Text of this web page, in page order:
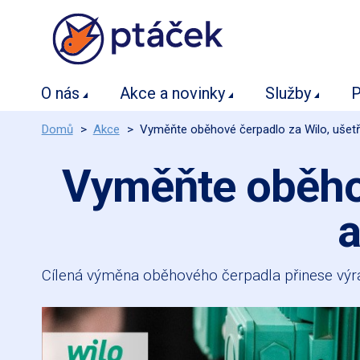
O nás Akce a novinky Služby
Domů > Akce > Vyměňte oběhové čerpadlo za Wilo,
Vyměňte
Cílená výměna oběhového čerpadla přinese